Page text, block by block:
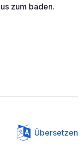
zum baden.
Übersetzen